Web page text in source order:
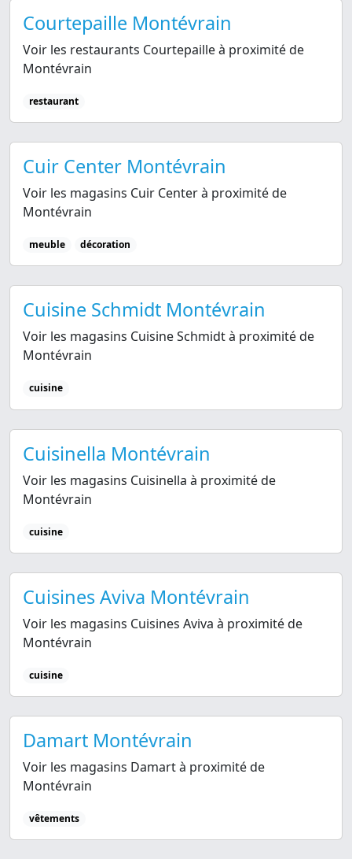
Courtepaille Montévrain
Voir les restaurants Courtepaille à proximité de
Montévrain
restaurant
Cuir Center Montévrain
Voir les magasins Cuir Center à proximité de
Montévrain
meuble décoration
Cuisine Schmidt Montévrain
Voir les magasins Cuisine Schmidt à proximité de
Montévrain
cuisine
Cuisinella Montévrain
Voir les magasins Cuisinella à proximité de
Montévrain
cuisine
Cuisines Aviva Montévrain
Voir les magasins Cuisines Aviva à proximité de
Montévrain
cuisine
Damart Montévrain
Voir les magasins Damart à proximité de
Montévrain
vêtements